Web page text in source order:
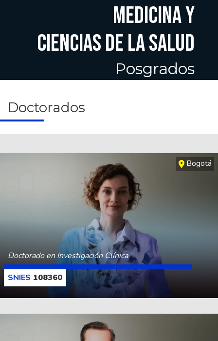
MEDICINA Y
CIENCIAS DE LA SALUD
Posgrados
Doctorados
Bogotá
Doctorado en Investigación Clínica
108360
CONOCE MÁS